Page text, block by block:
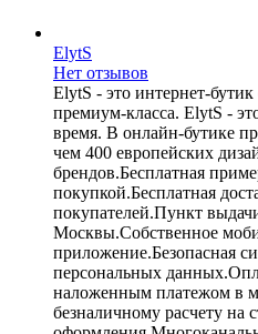
ElytS
Нет отзывов
ElytS - это интернет-
премиум-класса. ElytS -
время. В онлайн-бутике
чем 400 европейских
брендов.Бесплатная
покупкой.Бесплатная
покупателей.Пункт
Москвы.Собственное
приложение.Безопасная
персональных
наложенным платежом в
безналичному расчету на